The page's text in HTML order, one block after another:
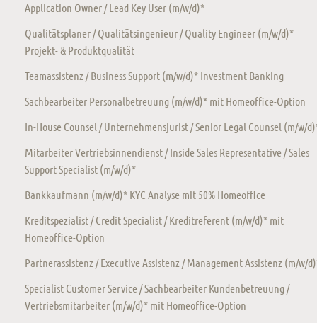
Application Owner / Lead Key User (m/w/d)*
Qualitätsplaner / Qualitätsingenieur / Quality Engineer (m/w/d)*
Projekt- & Produktqualität
Teamassistenz / Business Support (m/w/d)* Investment Banking
Sachbearbeiter Personalbetreuung (m/w/d)* mit Homeoffice-Option
In-House Counsel / Unternehmensjurist / Senior Legal Counsel (m/w/
Mitarbeiter Vertriebsinnendienst / Inside Sales Representative / Sales
Support Specialist (m/w/d)*
Bankkaufmann (m/w/d)* KYC Analyse mit 50% Homeoffice
Kreditspezialist / Credit Specialist / Kreditreferent (m/w/d)* mit
Homeoffice-Option
Partnerassistenz / Executive Assistenz / Management Assistenz (m/w/
Specialist Customer Service / Sachbearbeiter Kundenbetreuung /
Vertriebsmitarbeiter (m/w/d)* mit Homeoffice-Option